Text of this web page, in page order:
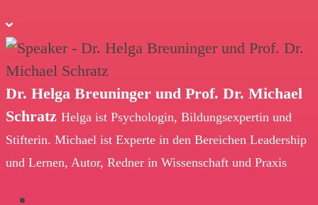
Dr. Helga Breuninger und Prof. Dr. Michael
Schratz Helga ist Psychologin, Bildungsexpertin und
Stifterin. Michael ist Experte in den Bereichen Leadership
und Lernen, Autor, Redner in Wissenschaft und Praxis